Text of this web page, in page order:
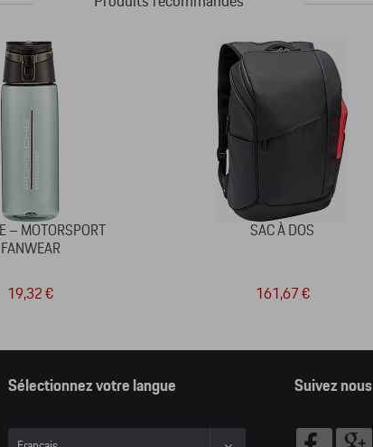
– MOTORSPORT
FANWEAR
19,32 €
SAC À DOS
161,67 €
Sélectionnez votre langue Suivez nous